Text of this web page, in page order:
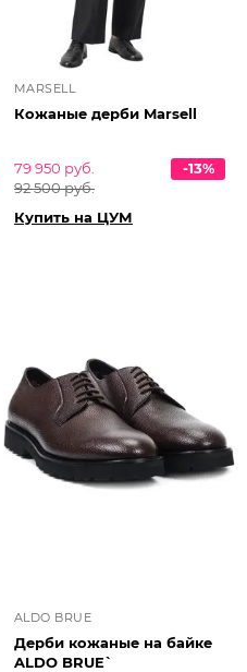
MARSELL
Кожаные дерби Marsell
79 950 руб.
92 500 руб.
-13%
Купить на ЦУМ
ALDO BRUE
Дерби кожаные на байке
ALDO BRUE`